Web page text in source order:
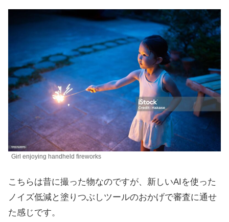
Girl enjoying handheld fireworks
こちらは昔に撮った物なのですが、新しいAIを使った
ノイズ低減と塗りつぶしツールのおかげで審査に通せ
た感じです。